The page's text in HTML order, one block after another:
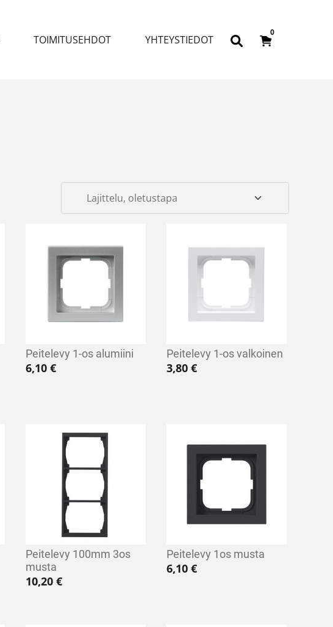
TOIMITUSEHDOT YHTEYSTIEDOT
0
Peitelevy 1-os alumiini
6,10€
Peitelevy 1-os valkoinen
3,80€
Peitelevy 100mm 3os
musta
10,20€
Peitelevy 1os musta
6,10€